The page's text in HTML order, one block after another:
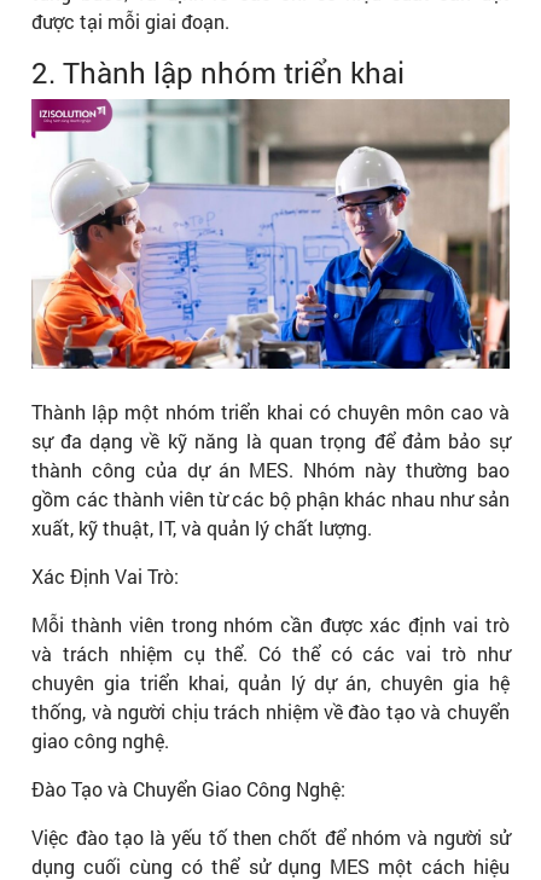
được tại mỗi giai đoạn.
2. Thành lập nhóm triển khai
Thành lập một nhóm triển khai có chuyên môn cao và
sự đa dạng về kỹ năng là quan trọng để đảm bảo sự
thành công của dự án MES. Nhóm này thường bao
gồm các thành viên từ các bộ phận khác nhau như sản
xuất, kỹ thuật, IT, và quản lý chất lượng.
Xác Định Vai Trò:
Mỗi thành viên trong nhóm cần được xác định vai trò
và trách nhiệm cụ thể. Có thể có các vai trò như
chuyên gia triển khai, quản lý dự án, chuyên gia hệ
thống, và người chịu trách nhiệm về đào tạo và chuyển
giao công nghệ.
Đào Tạo và Chuyển Giao Công Nghệ:
Việc đào tạo là yếu tố then chốt để nhóm và người sử
dụng cuối cùng có thể sử dụng MES một cách hiệu